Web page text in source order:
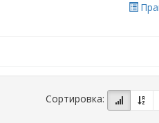
Сортировка: